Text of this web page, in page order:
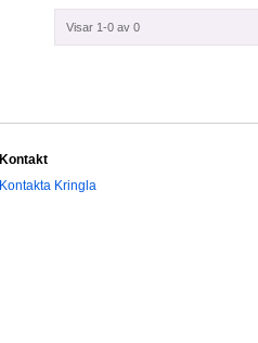
Visar 1-0 av 0
Kontakt
Kontakta Kringla